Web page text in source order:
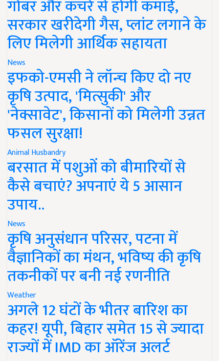
गोबर और कचरे से होगी कमाई,
सरकार खरीदेगी गैस, प्लांट लगाने के
लिए मिलेगी आर्थिक सहायता
News
इफको-एमसी ने लॉन्च किए दो नए
कृषि उत्पाद, 'मित्सुकी' और
'नेक्सावेट', किसानों को मिलेगी उन्नत
फसल सुरक्षा!
Animal Husbandry
बरसात में पशुओं को बीमारियों से
कैसे बचाएं? अपनाएं ये 5 आसान
उपाय..
News
कृषि अनुसंधान परिसर, पटना में
वैज्ञानिकों का मंथन, भविष्य की कृषि
तकनीकों पर बनी नई रणनीति
Weather
अगले 12 घंटों के भीतर बारिश का
कहर! यूपी, बिहार समेत 15 से ज्यादा
राज्यों में IMD का ऑरेंज अलर्ट